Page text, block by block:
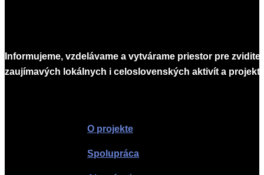
Informujeme, vzdelávame a vytvárame priestor pre
zaujímavých lokálnych i celoslovenských aktivít a
O projekte
Spolupráca